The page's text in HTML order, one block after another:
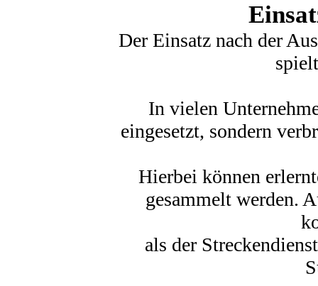
Der Einsatz nach der
In vielen
eingesetzt, sondern
Hierbei können
gesammelt werden.
als der